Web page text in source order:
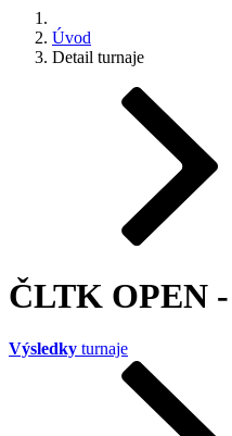
Úvod
Detail turnaje
ČLTK OPEN
Výsledky turnaje